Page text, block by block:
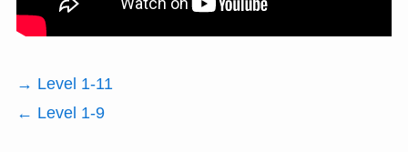
→ Level 1-11
← Level 1-9